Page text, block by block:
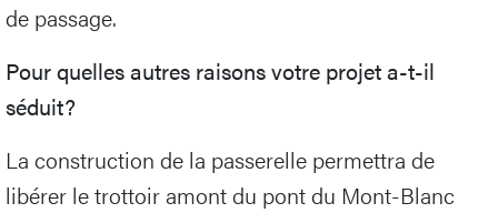
de passage.
Pour quelles autres raisons votre projet a-t-il
séduit?
La construction de la passerelle permettra de
libérer le trottoir amont du pont du Mont-Blanc